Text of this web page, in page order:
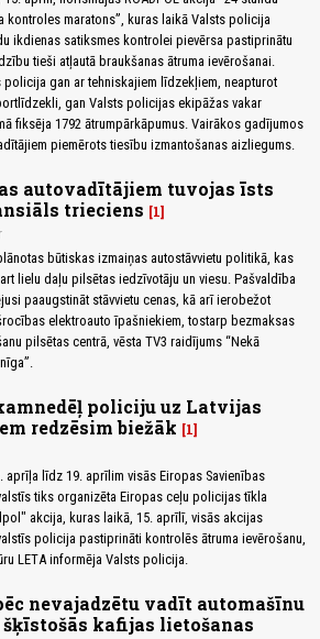
kontroles maratons”, kuras laikā Valsts policija
ikdienas satiksmes kontrolei pievērsa pastiprinātu
tieši atļautā braukšanas ātruma ievērošanai.
policija gan ar tehniskajiem līdzekļiem, neapturot
gan Valsts policijas ekipāžas vakar
fiksēja 1792 ātrumpārkāpumus. Vairākos gadījumos
piemērots tiesību izmantošanas aizliegums.
autovadītājiem tuvojas īsts
trieciens
1
būtiskas izmaiņas autostāvvietu politikā, kas
lielu daļu pilsētas iedzīvotāju un viesu. Pašvaldība
paaugstināt stāvvietu cenas, kā arī ierobežot
elektroauto īpašniekiem, tostarp bezmaksas
pilsētas centrā, vēsta TV3 raidījums “Nekā
policiju uz Latvijas
redzēsim biežāk
1
aprīļa līdz 19. aprīlim visās Eiropas Savienības
tiks organizēta Eiropas ceļu policijas tīkla
akcija, kuras laikā, 15. aprīlī, visās akcijas
policija pastiprināti kontrolēs ātruma ievērošanu,
LETA informēja Valsts policija.
nevajadzētu vadīt automašīnu
šķīstošās kafijas lietošanas